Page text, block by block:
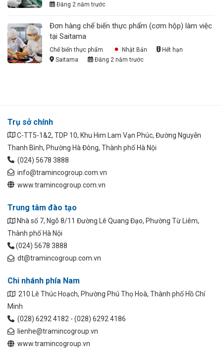
Đăng 2 năm trước
Đơn hàng chế biến thực phẩm (cơm hộp) làm việc
tại Saitama
Chế biến thực phẩm Nhật Bản
Hết hạn
Saitama
Đăng 2 năm trước
Trụ sở chính
C-TT5-1&2, TDP 10, Khu Him Lam Vạn Phúc, Đường Nguyễn
Thanh Bình, Phường Hà Đông, Thành phố Hà Nội
(024) 5678 3888
info@tramincogroup.com.vn
www.tramincogroup.com.vn
Trung tâm đào tạo
Nhà số 7, Ngõ 8/11 Đường Lê Quang Đạo, Phường Từ Liêm,
Thành phố Hà Nội
(024) 5678 3888
dt@tramincogroup.com.vn
Chi nhánh phía Nam
210 Lê Thúc Hoạch, Phường Phú Thọ Hoà, Thành phố Hồ Chí
Minh
(028) 6292 4182 - (028) 6292 4186
lienhe@tramincogroup.vn
www.tramincogroup.vn